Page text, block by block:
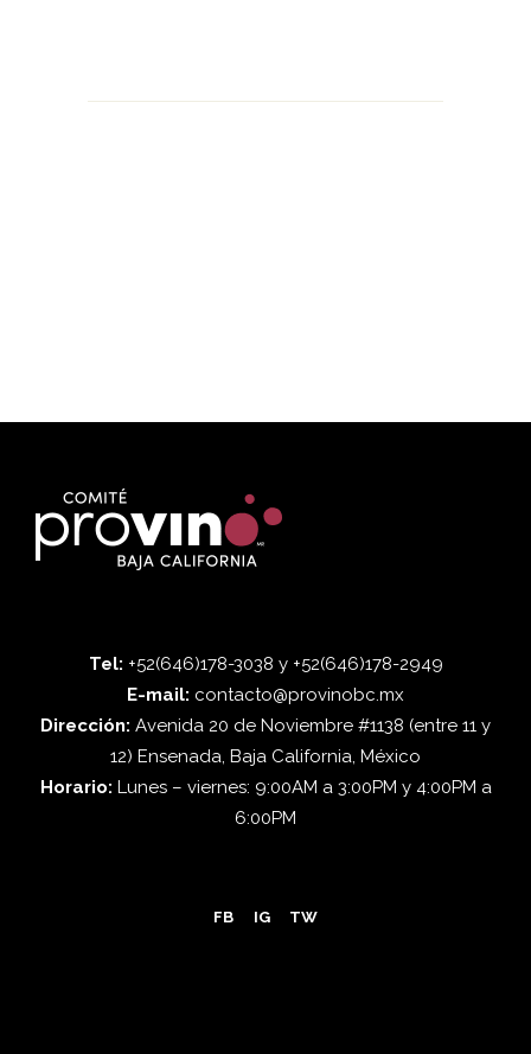
Tel: +52(646)178-3038 y +52(646)178-2949
E-mail: contacto@provinobc.mx
Dirección: Avenida 20 de Noviembre #1138 (entre 11 y
12) Ensenada, Baja California, México
Horario: Lunes – viernes: 9:00AM a 3:00PM y 4:00PM a
6:00PM
FB IG TW